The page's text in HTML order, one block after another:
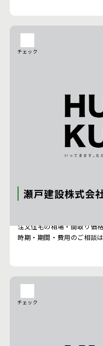
チェック
瀬戸建設株式会
注文住宅の相場・間取り価
時期・期間・費用のご相談
チェック